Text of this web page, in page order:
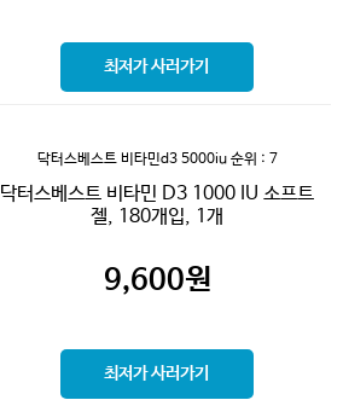
최저가 사러가기
닥터스베스트 비타민d3 5000iu순위 : 7
닥터스베스트 비타민 D3 1000 IU 소프트
젤, 180개입, 1개
9,600원
최저가 사러가기